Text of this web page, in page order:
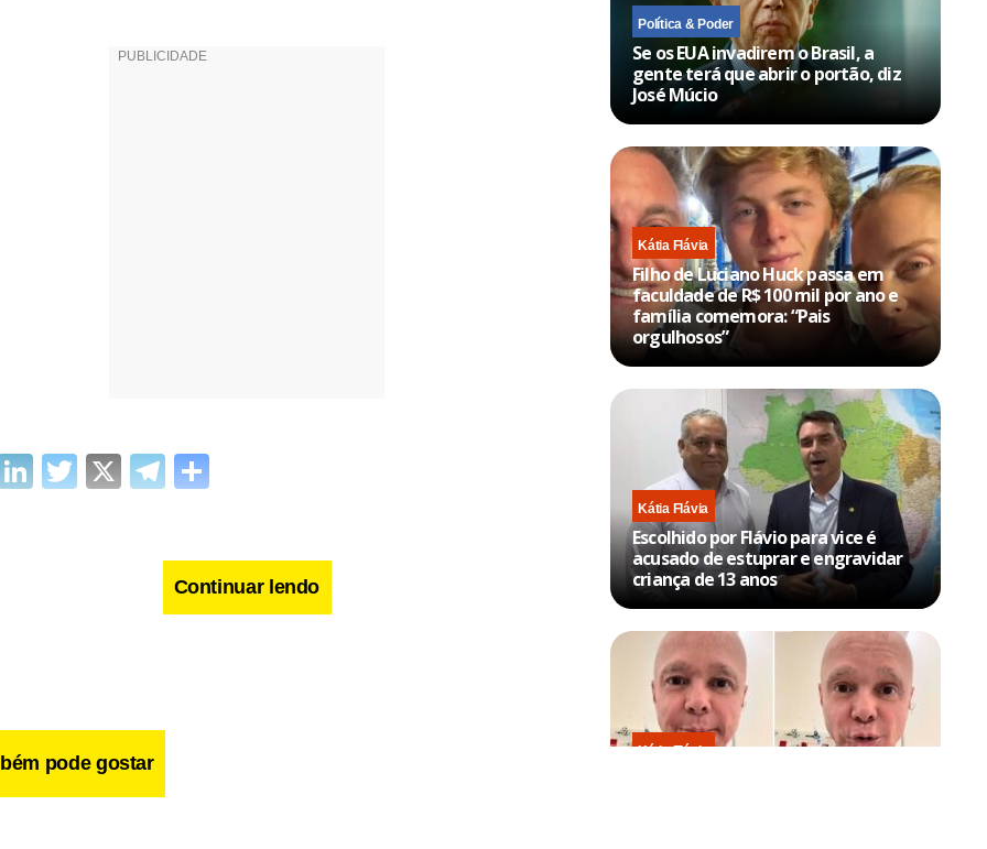
LinkedIn
Twitter
X Telegram
Continuar lendo
pode gostar
Política & Poder
Se os EUA invadirem o Brasil, a
gente terá que abrir o portão, diz
José Múcio
Kátia Flávia
Filho de Luciano Huck passa em
faculdade de R$ 100 mil por ano e
família comemora: “Pais
orgulhosos”
Kátia Flávia
Escolhido por Flávio para vice é
acusado de estuprar e engravidar
criança de 13 anos
Kátia Flávia